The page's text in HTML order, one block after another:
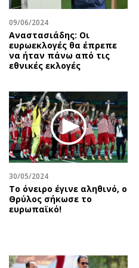
Σινεμά
Θέατρο-Χορός
Μουσική
Εικαστικά
Χειρόγραφα
09/06/2024
Αναστασιάδης: Οι
ευρωεκλογές θα έπρεπε
να ήταν πάνω από τις
εθνικές εκλογές
30/05/2024
Το όνειρο έγινε αληθινό, ο
Θρύλος σήκωσε το
ευρωπαϊκό!